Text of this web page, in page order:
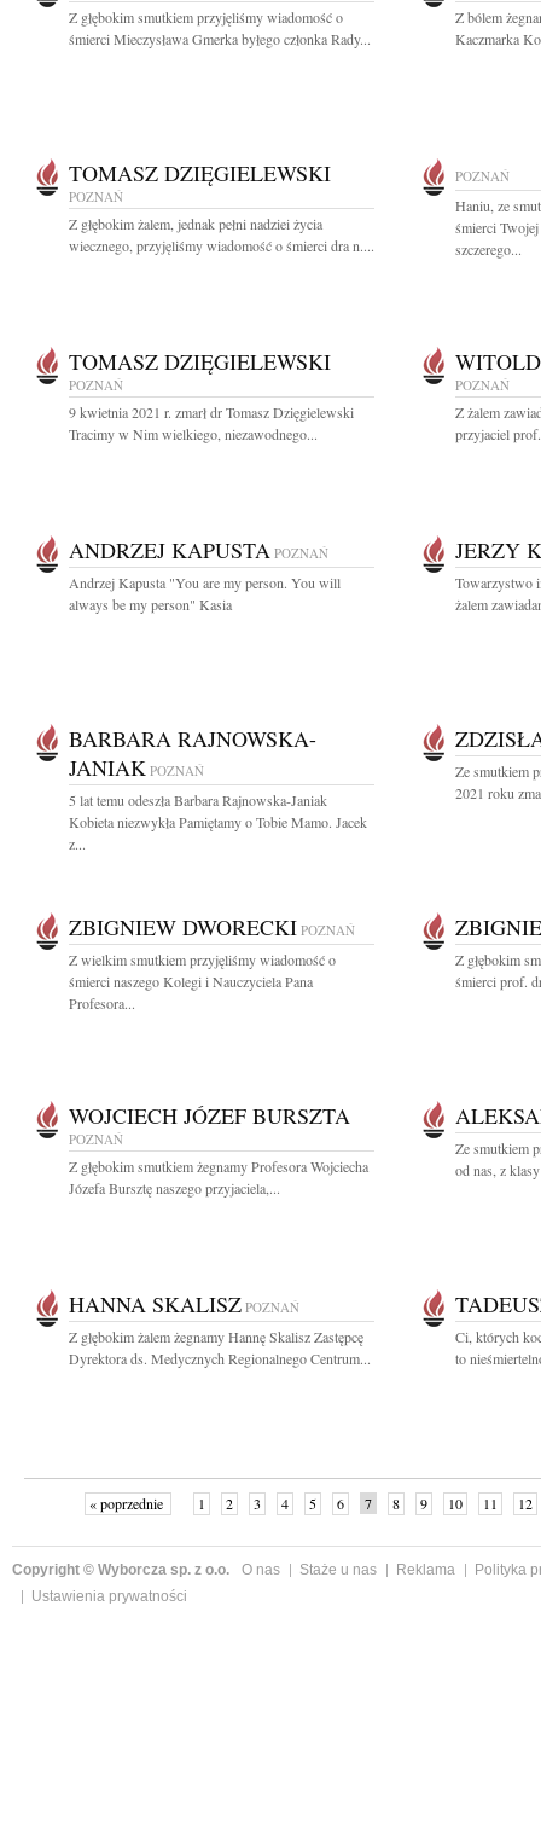
Z głębokim smutkiem przyjęliśmy wiadomość o
śmierci Mieczysława Gmerka byłego członka Rady...
Z bólem
Kaczmarka
TOMASZ DZIĘGIELEWSKI
POZNAŃ
Z głębokim żalem, jednak pełni nadziei życia
wiecznego, przyjęliśmy wiadomość o śmierci dra n....
POZNAŃ
Haniu, ze
śmierci
szczerego...
TOMASZ DZIĘGIELEWSKI
POZNAŃ
9 kwietnia 2021 r. zmarł dr Tomasz Dzięgielewski
Tracimy w Nim wielkiego, niezawodnego...
POZNAŃ
Z żalem
przyjaciel
ANDRZEJ KAPUSTA POZNAŃ
Andrzej Kapusta "You are my person. You will
always be my person" Kasia
JERZY
Towarzystwo
żalem
BARBARA RAJNOWSKA-
JANIAK POZNAŃ
5 lat temu odeszła Barbara Rajnowska-Janiak
Kobieta niezwykła Pamiętamy o Tobie Mamo. Jacek
z...
Ze smutkiem
2021 roku
ZBIGNIEW DWORECKI POZNAŃ
Z wielkim smutkiem przyjęliśmy wiadomość o
śmierci naszego Kolegi i Nauczyciela Pana
Profesora...
Z głębokim
śmierci prof.
WOJCIECH JÓZEF BURSZTA
POZNAŃ
Z głębokim smutkiem żegnamy Profesora Wojciecha
Józefa Bursztę naszego przyjaciela,...
Ze smutkiem
od nas, z
HANNA SKALISZ POZNAŃ
Z głębokim żalem żegnamy Hannę Skalisz Zastępcę
Dyrektora ds. Medycznych Regionalnego Centrum...
Ci, których
to
« poprzednie 1 2 3 4 5 6 7 8 9 10 11 12
Copyright © Wyborcza sp. z o.o. O nas Staże u nas Reklama
Polityka
Ustawienia prywatności